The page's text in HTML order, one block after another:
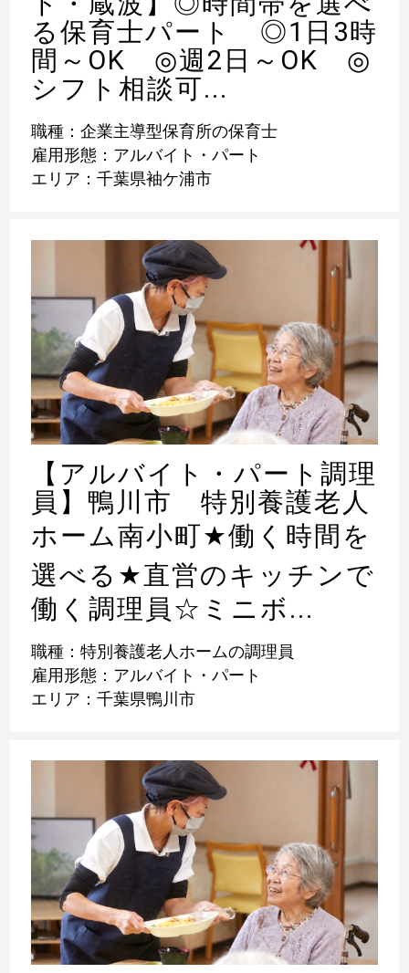
る保育士パート ◎1日3時
間～OK ◎週2日～OK ◎
シフト相談可...
職種：企業主導型保育所の保育士
雇用形態：アルバイト・パート
エリア：千葉県袖ケ浦市
【アルバイト・パート調理
員】鴨川市 特別養護老人
ホーム南小町★働く時間を
選べる ★直営のキッチンで
働く調理員☆ミニボ...
職種：特別養護老人ホームの調理員
雇用形態：アルバイト・パート
エリア：千葉県鴨川市